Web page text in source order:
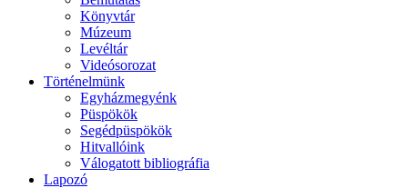
Könyvtár
Múzeum
Levéltár
Videósorozat
Történelmünk
Egyházmegyénk
Püspökök
Segédpüspökök
Hitvallóink
Válogatott bibliográfia
Lapozó